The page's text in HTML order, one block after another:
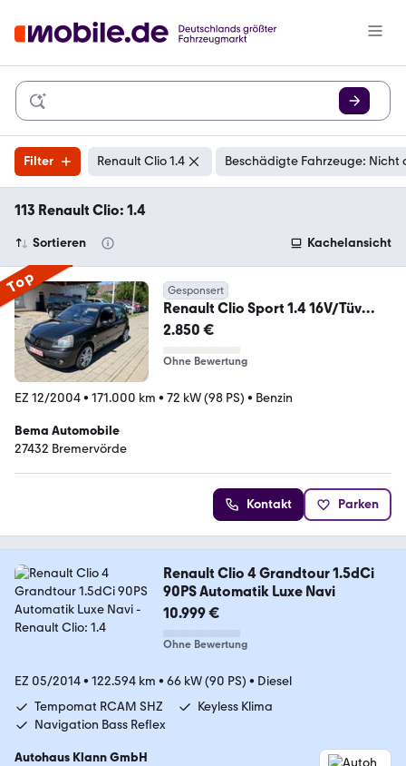
Filter Renault Clio 1.4 Beschädigte Fahrzeuge: Nicht
113 Renault Clio: 1.4
Sortieren Kachelansicht
Top Gesponsert
Renault Clio Sport 1.4 16V/Tüv
Neu/Sehr Gepflegt/Klima/
2.850 €
Ohne Bewertung
EZ 12/2004• 171.000 km • 72 kW (98 PS) • Benzin
Bema Automobile
27432 Bremervörde
Kontakt Parken
Renault Clio 4 Grandtour 1.5dCi
90PS Automatik Luxe Navi
10.999 €
Ohne Bewertung
EZ 05/2014• 122.594 km • 66 kW (90 PS) • Diesel
Tempomat RCAM SHZ
Keyless Klima
Navigation Bass Reflex
Autohaus Klann GmbH